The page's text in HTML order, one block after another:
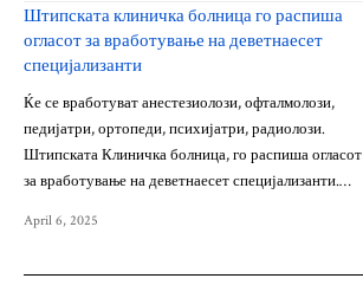
Штипската клиничка болница го распиша
огласот за вработување на деветнаесет
специјализанти
Ќе се вработуват анестезиолози, офталмолози,
педијатри, ортопеди, психијатри, радиолози.
Штипската Клиничка болница, го распиша огласот
за вработување на деветнаесет специјализанти.…
April 6, 2025